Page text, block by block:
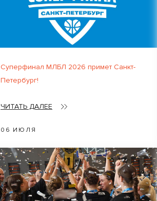
Суперфинал МЛБЛ 2026 примет Санкт-
Петербург!
ЧИТАТЬ ДАЛЕЕ
06 ИЮЛЯ